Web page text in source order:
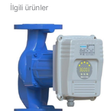
İlgili ürünler